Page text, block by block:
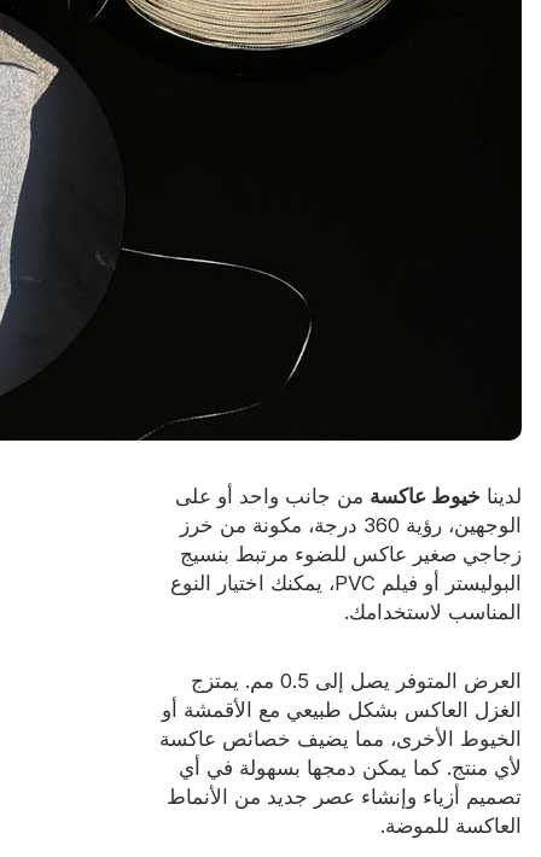
لدينا خيوط عاكسة من جانب واحد أو على
الوجهين، رؤية 360 درجة، مكونة من خرز
زجاجي صغير عاكس للضوء مرتبط بنسيج
البوليستر أو فيلم PVC، يمكنك اختيار النوع
المناسب لاستخدامك.
العرض المتوفر يصل إلى 0.5 مم. يمتزج
الغزل العاكس بشكل طبيعي مع الأقمشة أو
الخيوط الأخرى، مما يضيف خصائص عاكسة
لأي منتج. كما يمكن دمجها بسهولة في أي
تصميم أزياء وإنشاء عصر جديد من الأنماط
العاكسة للموضة.